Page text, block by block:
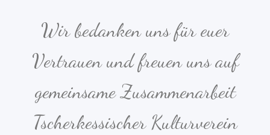
Wir bedanken uns für euer
Vertrauen und freuen uns auf
gemeinsame Zusammenarbeit
Tscherkessischer Kulturverein